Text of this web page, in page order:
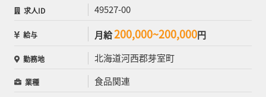
求人ID 49527-00
給与 月給200,000~200,000円
勤務地 北海道河西郡芽室町
業種 食品関連